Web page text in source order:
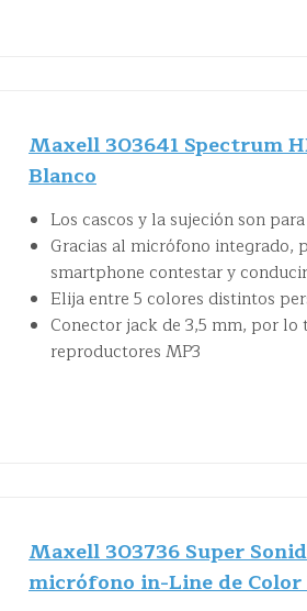
Maxell 303641 Spectrum
Blanco
Los cascos y la sujeción son
Gracias al micrófono integrado,
smartphone contestar y conducir
Elija entre 5 colores distintos
Conector jack de 3,5 mm, por
reproductores MP3
Maxell 303736 Super
micrófono in-Line de Color